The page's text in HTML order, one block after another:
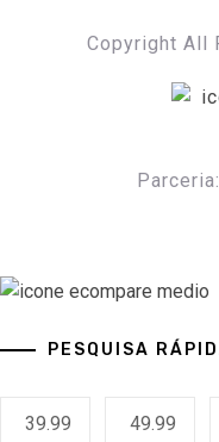
Copyright All
ECOMPARE E
PESQUISA
39.99 49.99